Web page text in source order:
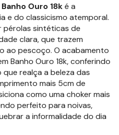
Ouro 18ké a
e do classicismo atemporal.
sintéticas de
clara, que trazem
ao pescoço. O acabamento
Banho Ouro 18k, conferindo
realça a beleza das
mais 5cm de
como uma choker mais
perfeito para noivas,
a informalidade do dia